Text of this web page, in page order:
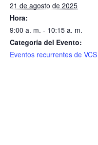
21 de agosto de 2025
Hora:
9:00 a. m. - 10:15 a. m.
Categoría del Evento:
Eventos recurrentes de VCS